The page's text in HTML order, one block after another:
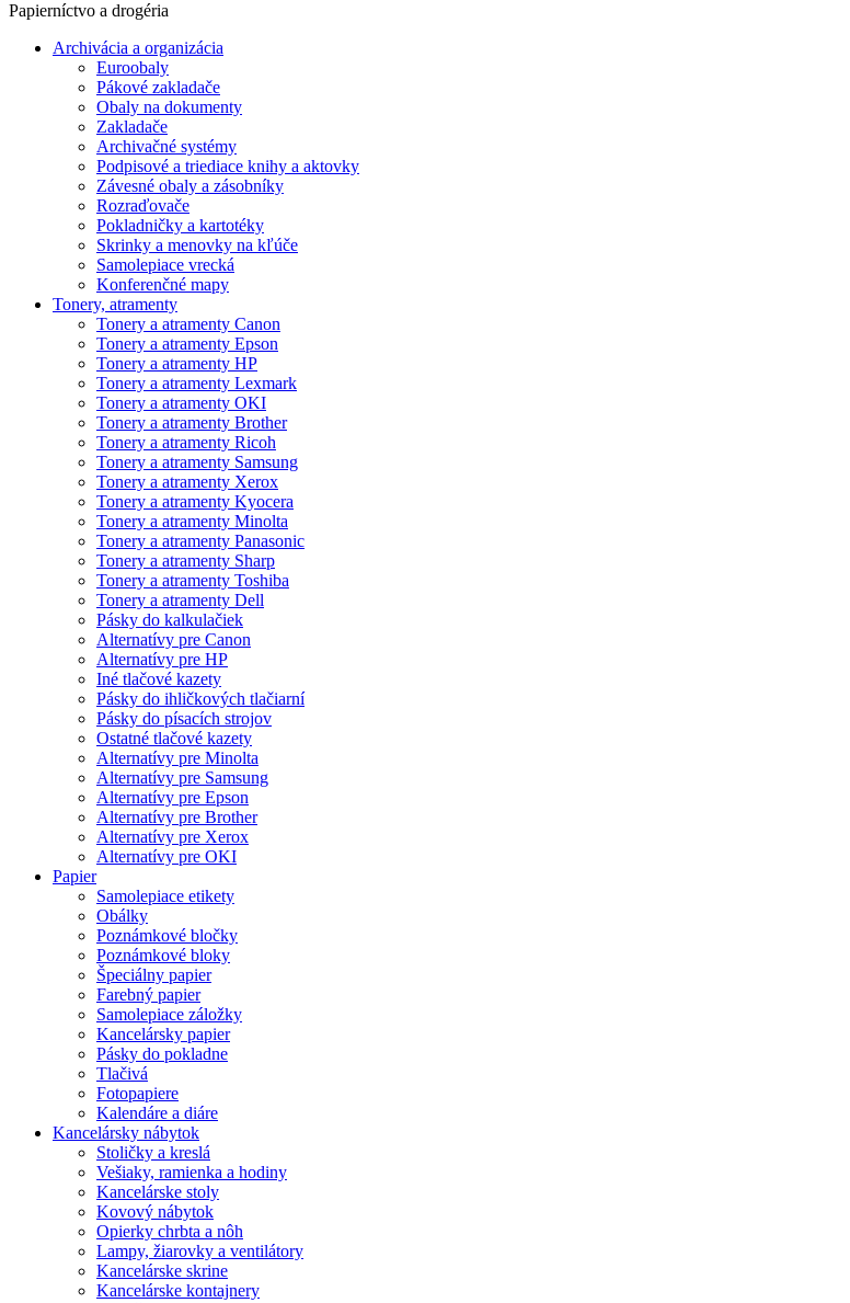
Papierníctvo a drogéria
Archivácia a organizácia
Euroobaly
Pákové zakladače
Obaly na dokumenty
Zakladače
Archivačné systémy
Podpisové a triediace knihy a aktovky
Závesné obaly a zásobníky
Rozraďovače
Pokladničky a kartotéky
Skrinky a menovky na kľúče
Samolepiace vrecká
Konferenčné mapy
Tonery, atramenty
Tonery a atramenty Canon
Tonery a atramenty Epson
Tonery a atramenty HP
Tonery a atramenty Lexmark
Tonery a atramenty OKI
Tonery a atramenty Brother
Tonery a atramenty Ricoh
Tonery a atramenty Samsung
Tonery a atramenty Xerox
Tonery a atramenty Kyocera
Tonery a atramenty Minolta
Tonery a atramenty Panasonic
Tonery a atramenty Sharp
Tonery a atramenty Toshiba
Tonery a atramenty Dell
Pásky do kalkulačiek
Alternatívy pre Canon
Alternatívy pre HP
Iné tlačové kazety
Pásky do ihličkových tlačiarní
Pásky do písacích strojov
Ostatné tlačové kazety
Alternatívy pre Minolta
Alternatívy pre Samsung
Alternatívy pre Epson
Alternatívy pre Brother
Alternatívy pre Xerox
Alternatívy pre OKI
Papier
Samolepiace etikety
Obálky
Poznámkové bločky
Poznámkové bloky
Špeciálny papier
Farebný papier
Samolepiace záložky
Kancelársky papier
Pásky do pokladne
Tlačivá
Fotopapiere
Kalendáre a diáre
Kancelársky nábytok
Stoličky a kreslá
Vešiaky, ramienka a hodiny
Kancelárske stoly
Kovový nábytok
Opierky chrbta a nôh
Lampy, žiarovky a ventilátory
Kancelárske skrine
Kancelárske kontajnery